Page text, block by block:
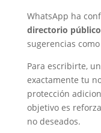
WhatsApp ha
directorio
sugerencias
Para escribirte,
exactamente tu
protección
objetivo es
no deseados.